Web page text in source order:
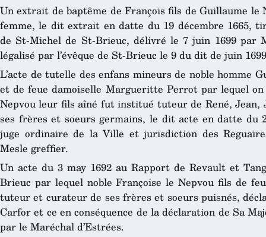
Un extrait de baptême de François fils de Guillaume
femme, le dit extrait en datte du 19 décembre 1665,
de St-Michel de St-Brieuc, délivré le 7 juin 1699 par
légalisé par l’évêque de St-Brieuc le 9 du dit de juin
L’acte de tutelle des enfans mineurs de noble homme
et de feue damoiselle Margueritte Perrot par lequel
Nepvou leur fils aîné fut institué tuteur de René, Jean,
ses frères et soeurs germains, le dit acte en datte du
juge ordinaire de la Ville et jurisdiction des
Mesle greffier.
Un acte du 3 may 1692 au Rapport de Revault et
Brieuc par lequel noble Françoise le Nepvou fils de
tuteur et curateur de ses frères et soeurs puisnés,
Carfor et ce en conséquence de la déclaration de Sa
par le Maréchal d’Estrées.